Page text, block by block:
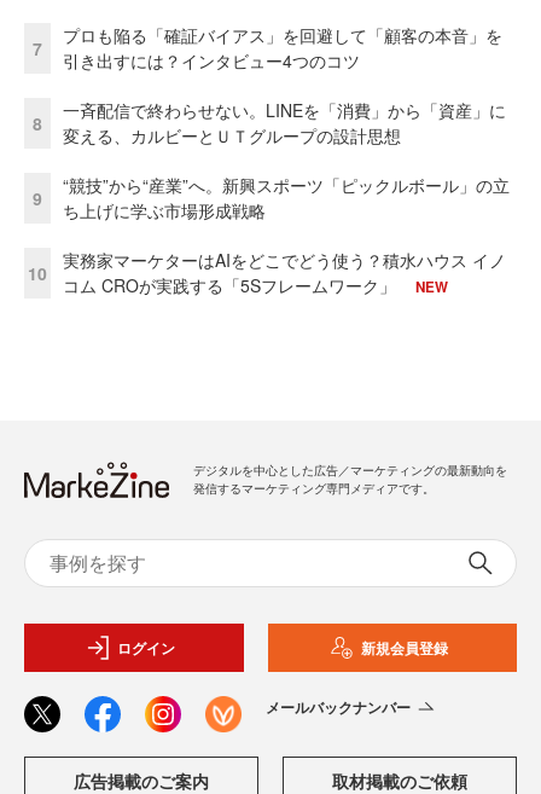
7
プロも陥る「確証バイアス」を回避して「顧客の本音」を
引き出すには？インタビュー4つのコツ
8
一斉配信で終わらせない。LINEを「消費」から「資産」に
変える、カルビーとＵＴグループの設計思想
9
“競技”から“産業”へ。新興スポーツ「ピックルボール」の立
ち上げに学ぶ市場形成戦略
10
実務家マーケターはAIをどこでどう使う？積水ハウス イノ
コム CROが実践する「5Sフレームワーク」
NEW
デジタルを中心とした広告／マーケティングの最新動向を
発信するマーケティング専門メディアです。
ログイン 新規会員登録
メールバックナンバー
広告掲載のご案内 取材掲載のご依頼